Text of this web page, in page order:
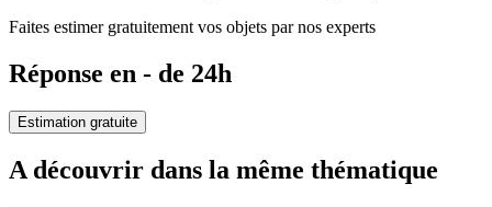
Faites estimer gratuitement vos objets par nos experts
Réponse en - de 24h
Estimation gratuite
A découvrir dans la même thématique